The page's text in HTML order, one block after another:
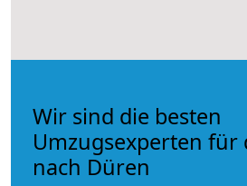
Wir sind die besten
Umzugsexperten für
nach Düren